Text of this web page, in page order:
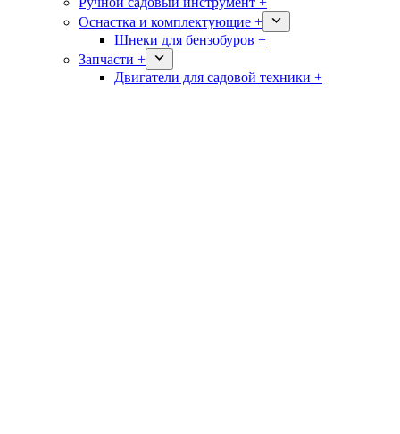
Оснастка и комплектующие +
Шнеки для бензобуров +
Запчасти +
Двигатели для садовой техники +